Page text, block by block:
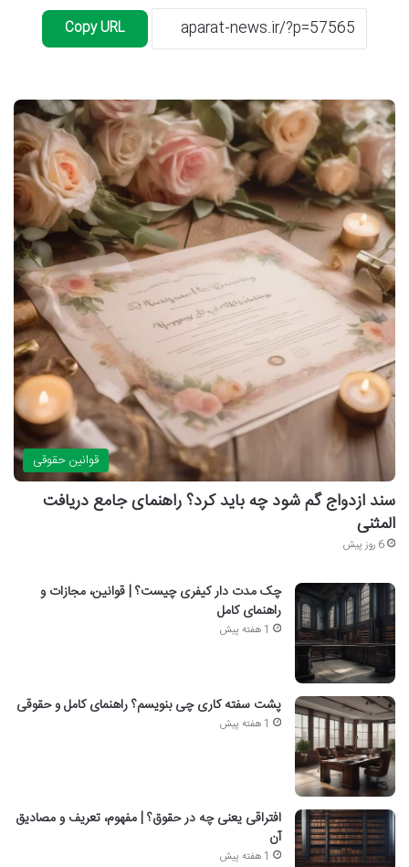
Copy URL
قوانین حقوقی
سند ازدواج گم شود چه باید کرد؟ راهنمای جامع دریافت
المثنی
6 روز پیش
چک مدت دار کیفری چیست؟ | قوانین، مجازات و
راهنمای کامل
1 هفته پیش
پشت سفته کاری چی بنویسم؟ راهنمای کامل و حقوقی
1 هفته پیش
افتراقی یعنی چه در حقوق؟ | مفهوم، تعریف و مصادیق
آن
1 هفته پیش